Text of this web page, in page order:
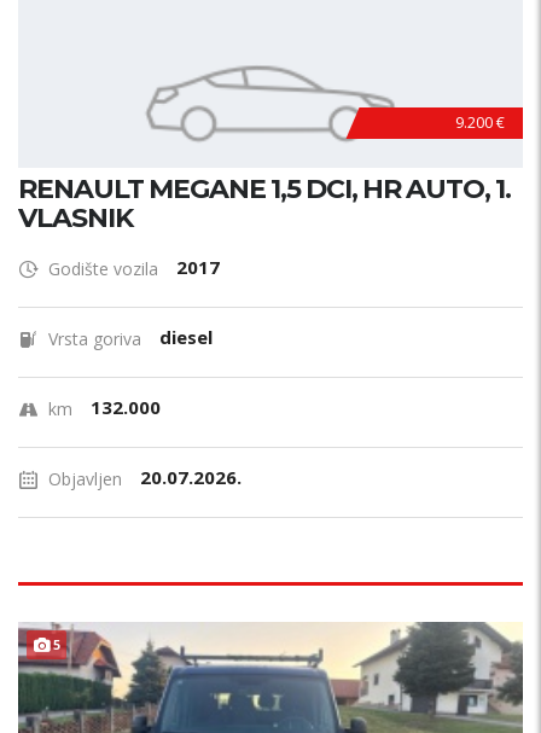
9.200 €
RENAULT MEGANE 1,5 DCI, HR AUTO, 1.
VLASNIK
Godište vozila 2017
Vrsta goriva diesel
km 132.000
Objavljen 20.07.2026.
5